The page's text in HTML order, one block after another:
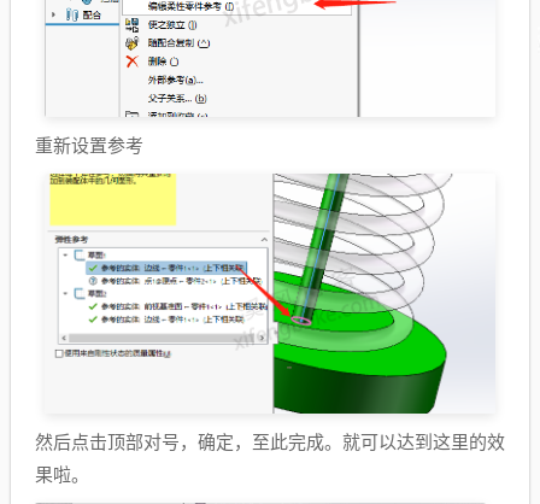
重新设置参考
然后点击顶部对号，确定，至此完成。就可以达到这里的效
果啦。